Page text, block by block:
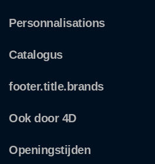
Personnalisations
Catalogus
footer.title.brands
Ook door 4D
Openingstijden